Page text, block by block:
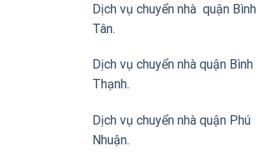
Dịch vụ chuyển nhà quận Bình
Tân.
Dịch vụ chuyển nhà quận Bình
Thạnh.
Dịch vụ chuyển nhà quận Phú
Nhuận.